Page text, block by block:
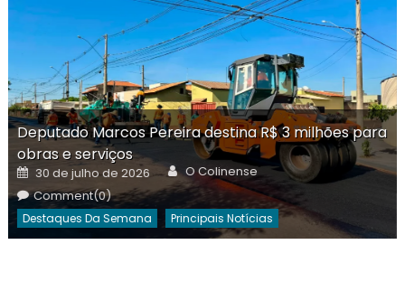
Deputado Marcos Pereira destina R$ 3 milhões para
obras e serviços
Posted
on
30 de julho de 2026 Author
O Colinense
Comment(0)
Destaques Da Semana Principais Notícias